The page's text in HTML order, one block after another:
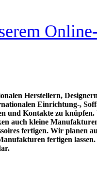
Herstellern,
Einrichtung-,
und Kontakte zu
auch kleine
fertigen. Wir planen
fertigen